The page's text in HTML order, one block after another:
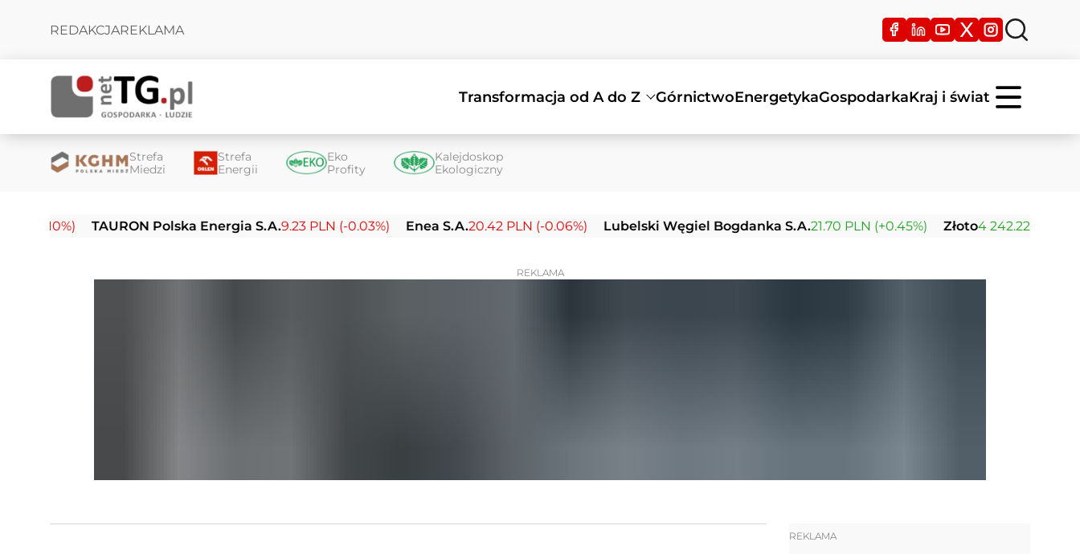
REDAKCJAREKLAMA
Transformacja od A do Z GórnictwoEnergetykaGospodarkaKraj i świat
Strefa
Miedzi
Strefa
Energii
Eko
Profity
Kalejdoskop
Ekologiczny
TAURON Polska Energia S.A.9.23 PLN (-0.03%) Enea S.A.20.42 PLN (-0.06%) Lubelski Węgiel Bogdanka S.A.21.70 PLN (+0.45%) Złoto4 242.22 USD (+0.04%)
REKLAMA
REKLAMA